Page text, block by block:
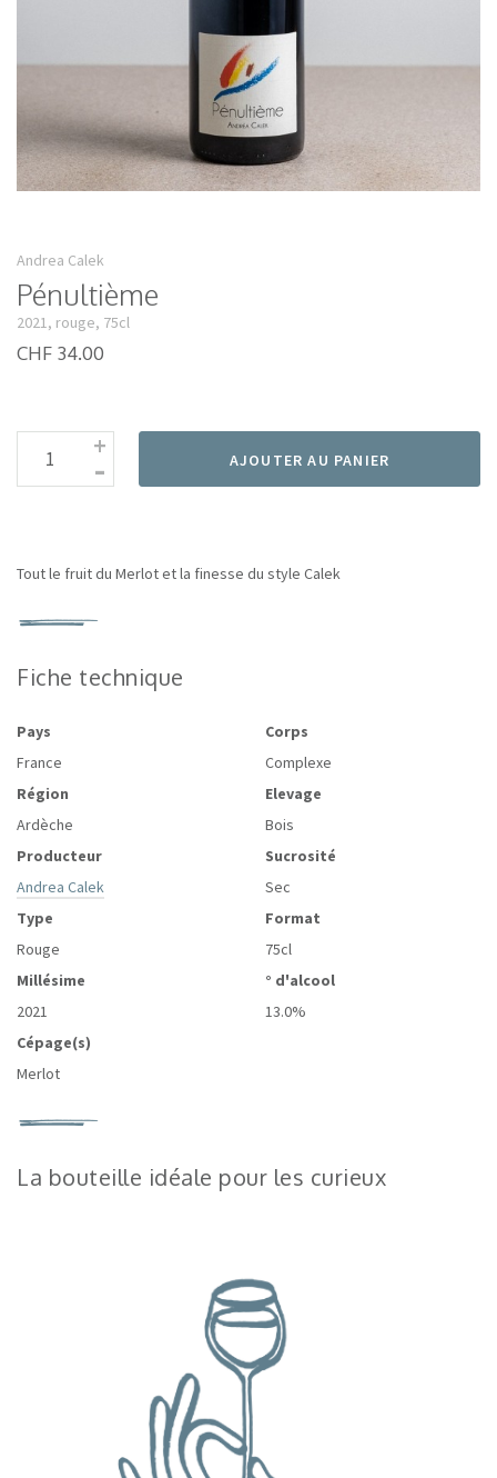
Andrea Calek
Pénultième
2021, rouge, 75cl
CHF 34.00
-
+ AJOUTER AU PANIER
Tout le fruit du Merlot et la finesse du style Calek
Fiche technique
Pays
France
Région
Ardèche
Producteur
Andrea Calek
Type
Rouge
Millésime
2021
Cépage(s)
Merlot
Corps
Complexe
Elevage
Bois
Sucrosité
Sec
Format
75cl
° d'alcool
13.0%
La bouteille idéale pour les curieux